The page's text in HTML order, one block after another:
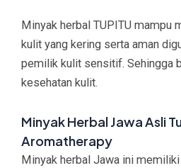
Minyak herbal TUPITU mampu
kulit yang kering serta aman
pemilik kulit sensitif. Sehingga
kesehatan kulit.
Minyak Herbal Jawa Asli
Aromatherapy
Minyak herbal Jawa ini